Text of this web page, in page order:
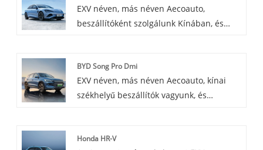
EXV néven, más néven Aecoauto,
beszállítóként szolgálunk Kínában, és
és rugalmas modellje jellemzi, amely
alkalmas városi környezetben való napi
használatra. Kiváló üzemanyag-
BYD Song Pro Dmi
EXV néven, más néven Aecoauto, kínai
székhelyű beszállítók vagyunk, és
Song Pro Dmi a BYD Song Plus nagy
Honda HR-V